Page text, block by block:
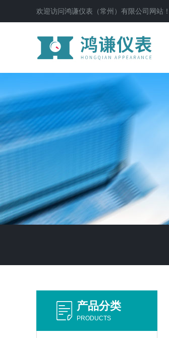
欢迎访问鸿谦仪表（常州）有限公司网站！
产品分类
PRODUCTS